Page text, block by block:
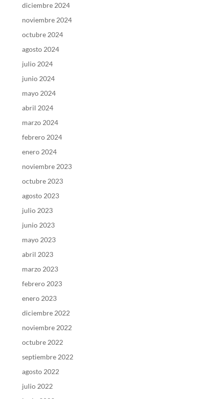
diciembre 2024
noviembre 2024
octubre 2024
agosto 2024
julio 2024
junio 2024
mayo 2024
abril 2024
marzo 2024
febrero 2024
enero 2024
noviembre 2023
octubre 2023
agosto 2023
julio 2023
junio 2023
mayo 2023
abril 2023
marzo 2023
febrero 2023
enero 2023
diciembre 2022
noviembre 2022
octubre 2022
septiembre 2022
agosto 2022
julio 2022